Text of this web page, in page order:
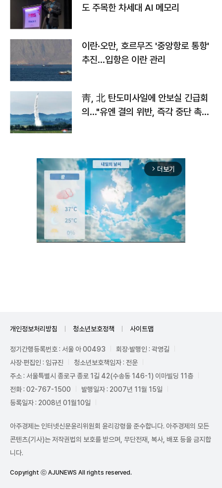
도 주목한 차세대 AI 메모리
이란·오만, 호르무즈 '중앙항로 통항'
추진…입항은 이란 관리
靑, 北 탄도미사일에 안보실 긴급회
의…"유엔 결의 위반, 즉각 중단 촉
arrow_forward_ios 더보기
개인정보처리방침 청소년보호정책 사이트맵
정기간행등록번호 : 서울 아 00493
회장·발행인 : 곽영길
사장·편집인 : 임규진
청소년보호책임자 : 전운
주소 : 서울특별시 종로구 종로 1길 42(수송동 146-1) 이마빌딩 11층
전화 : 02-767-1500
발행일자 : 2007년 11월 15일
등록일자 : 2008년 01월10일
아주경제는 인터넷신문윤리위원회 윤리강령을 준수합니다. 아주경제의 모든
콘텐츠(기사)는 저작권법의 보호를 받으며, 무단전재, 복사, 배포 등을 금지합
니다.
Copyright ⓒ AJUNEWS All rights reserved.